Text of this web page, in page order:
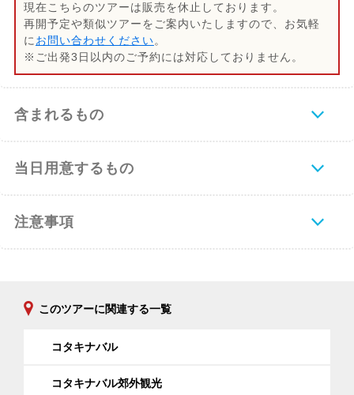
現在こちらのツアーは販売を休止しております。
再開予定や類似ツアーをご案内いたしますので、お気軽
にお問い合わせください。
※ご出発3日以内のご予約には対応しておりません。
含まれるもの
当日用意するもの
注意事項
このツアーに関連する一覧
コタキナバル
コタキナバル郊外観光